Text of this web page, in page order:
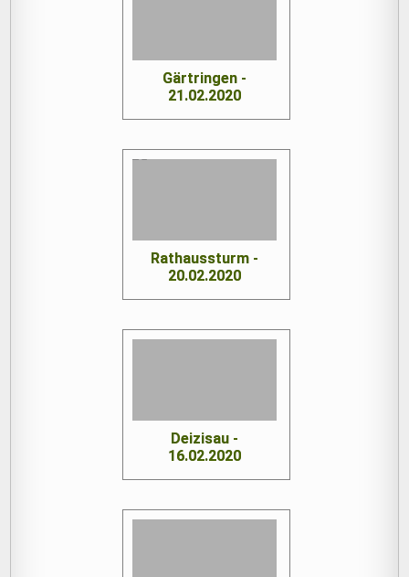
Gärtringen -
21.02.2020
Rathaussturm -
20.02.2020
Deizisau -
16.02.2020